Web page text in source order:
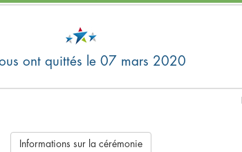
ont quittés le 07 mars 2020
Informations sur la cérémonie